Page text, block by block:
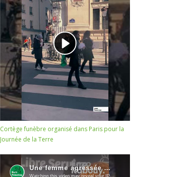
Cortège funèbre organisé dans Paris pour la
Journée de la Terre